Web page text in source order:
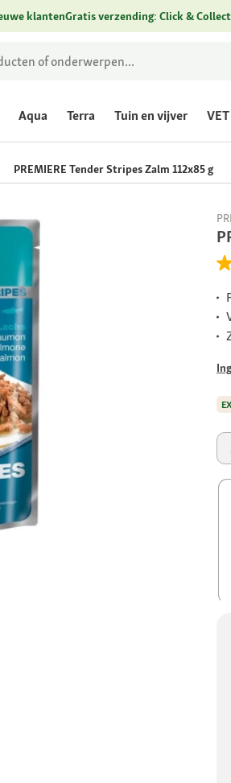
klantenGratis verzending: Click & Collect
Aqua Terra Tuin en vijver VET
PREMIERE Tender Stripes Zalm 112x85 g